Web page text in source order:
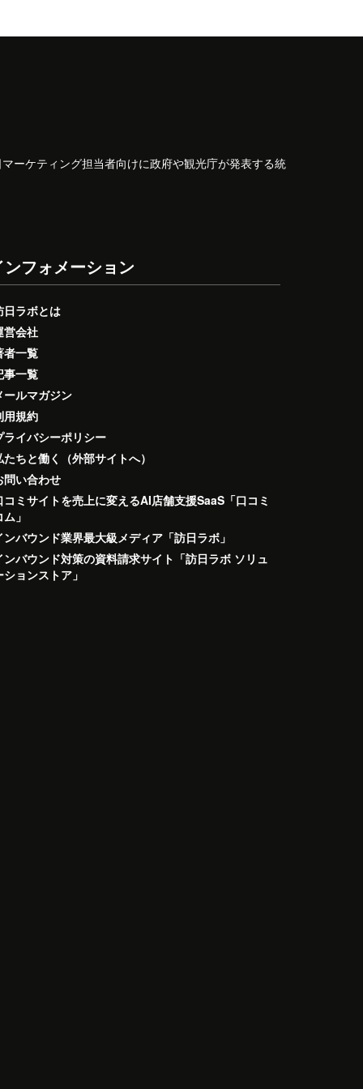
ーケティング担当者向けに政府や観光庁が発表する統
ンフォメーション
日ラボとは
営会社
者一覧
事一覧
ールマガジン
用規約
ライバシーポリシー
たちと働く（外部サイトへ）
問い合わせ
コミサイトを売上に変えるAI店舗支援SaaS「口コミ
ム」
ンバウンド業界最大級メディア「訪日ラボ」
ンバウンド対策の資料請求サイト「訪日ラボ ソリュ
ションストア」